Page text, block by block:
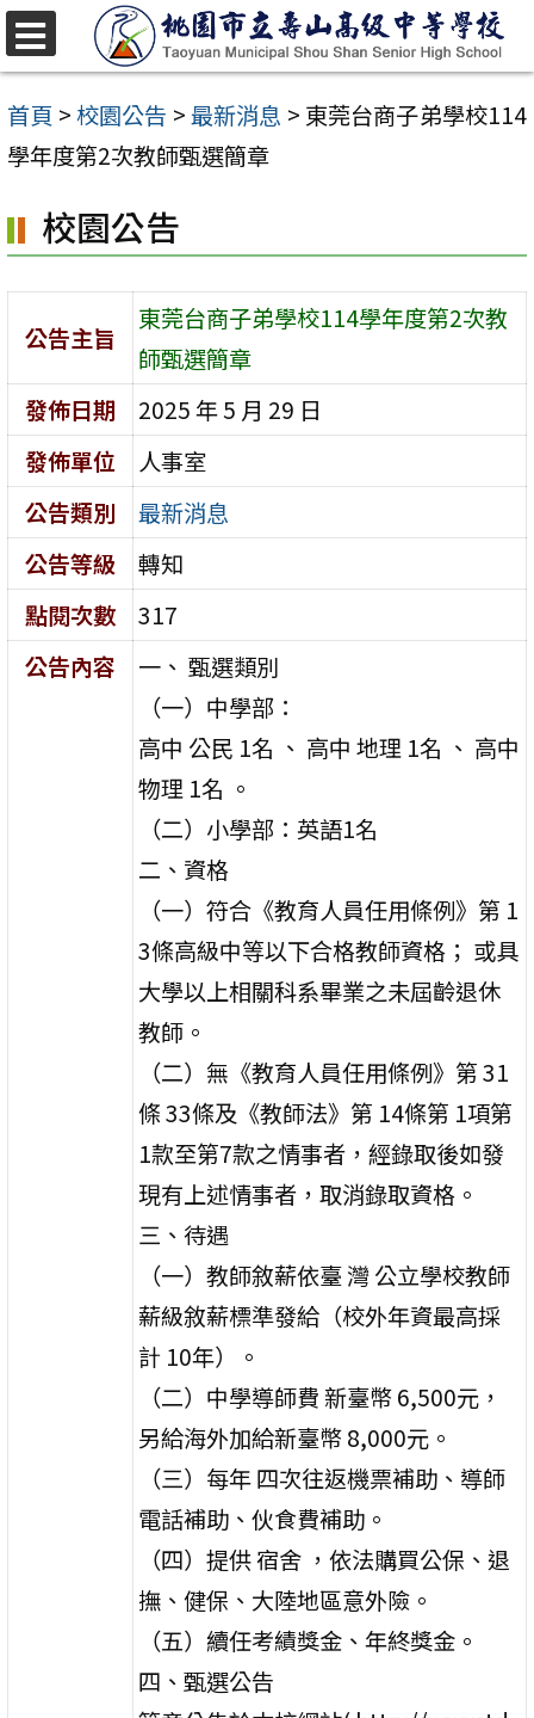
跳
至
主
要
容
區
首頁 >校園公告 >最新消息 > 東莞台商子弟學校114
學年度第2次教師甄選簡章
校園公告
公告主旨
東莞台商子弟學校114學年度第2次教
師甄選簡章
發佈日期
2025 年 5 月 29 日
發佈單位
人事室
公告類別
最新消息
公告等級
轉知
點閱次數
317
公告內容
一、 甄選類別
（一）中學部：
高中 公民 1名 、 高中 地理 1名 、 高中
物理 1名 。
（二）小學部：英語1名
二、資格
（一）符合《教育人員任用條例》第 1
3條高級中等以下合格教師資格； 或具
大學以上相關科系畢業之未屆齡退休
教師。
（二）無《教育人員任用條例》第 31
條 33條及《教師法》第 14條第 1項第
1款至第7款之情事者，經錄取後如發
現有上述情事者，取消錄取資格。
三、待遇
（一）教師敘薪依臺 灣 公立學校教師
薪級敘薪標準發給（校外年資最高採
計 10年）。
（二）中學導師費 新臺幣 6,500元，
另給海外加給新臺幣 8,000元。
（三）每年 四次往返機票補助、導師
電話補助、伙食費補助。
（四）提供 宿舍 ，依法購買公保、退
撫、健保、大陸地區意外險。
（五）續任考績獎金、年終獎金。
四、甄選公告
選
單